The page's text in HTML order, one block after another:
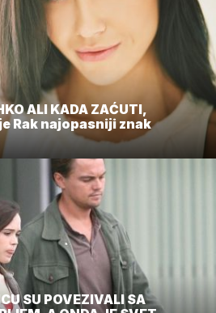
ALI KADA ZAĆUTI,
Rak najopasniji znak
SU POVEZIVALI SA